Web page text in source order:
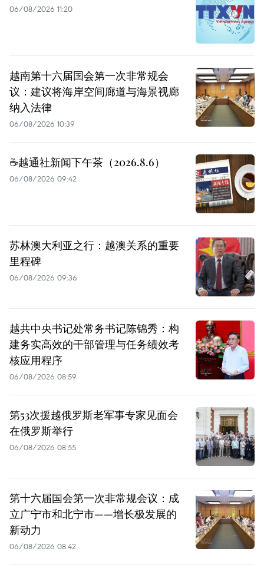
06/08/2026 11:20
越南第十六届国会第一次非常规会
议：建议将海岸空间廊道与海景视廊
纳入法律
06/08/2026 10:39
☕️越通社新闻下午茶（2026.8.6）
06/08/2026 09:42
苏林澳大利亚之行：越澳关系的重要
里程碑
06/08/2026 09:36
越共中央书记处常务书记陈锦秀：构
建务实高效的干部管理与任务绩效考
核应用程序
06/08/2026 08:59
第53次援越俄罗斯老军事专家见面会
在俄罗斯举行
06/08/2026 08:55
第十六届国会第一次非常规会议：成
立广宁市和北宁市——增长极发展的
新动力
06/08/2026 08:42